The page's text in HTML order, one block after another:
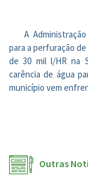
A
para a perfuração
de 30 mil l/HR na
carência de água
município vem
Outras